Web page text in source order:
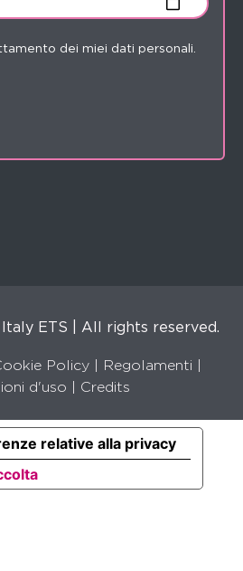
dei miei dati personali.
ETS | All rights reserved.
Policy | Regolamenti |
d'uso | Credits
relative alla privacy